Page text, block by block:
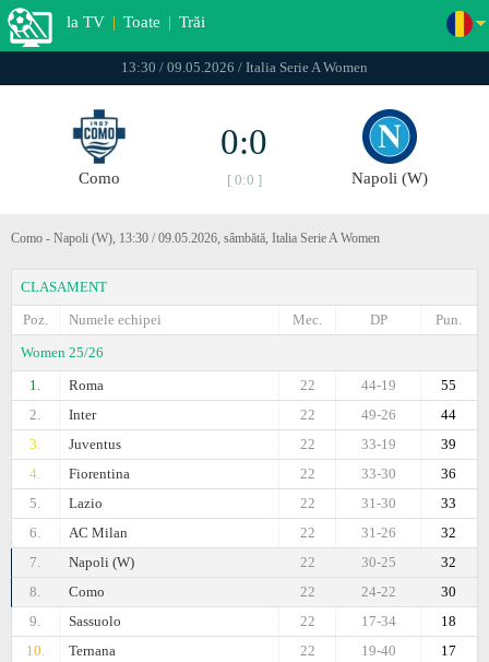
la TV | Toate | Trăi
13:30 / 09.05.2026 / Italia Serie A Women
Como
0:0
[ 0:0 ] Napoli (W)
Como - Napoli (W), 13:30 / 09.05.2026, sâmbătă, Italia Serie A Women
CLASAMENT
Poz.
Numele echipei Pun.
DP
Mec.
Women 25/26
1.
Roma 55
44-19
22
2.
Inter 44
49-26
22
3.
Juventus 39
33-19
22
4.
Fiorentina 36
33-30
22
5.
Lazio 33
31-30
22
6.
AC Milan 32
31-26
22
7.
Napoli (W) 32
30-25
22
8.
Como 30
24-22
22
9.
Sassuolo 18
17-34
22
10.
Ternana 17
19-40
22